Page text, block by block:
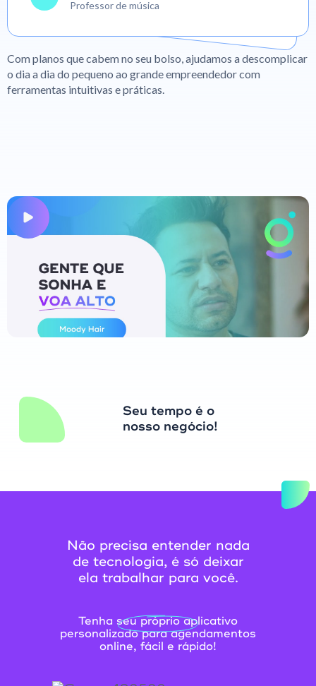
Seu tempo é o
nosso negócio!
Professor de música
Com planos que cabem no seu bolso, ajudamos a descomplicar
o dia a dia do pequeno ao grande empreendedor com
ferramentas intuitivas e práticas.
Não precisa entender nada
de tecnologia, é só deixar
ela trabalhar para você.
Tenha seu próprio aplicativo
personalizado para agendamentos
online, fácil e rápido!